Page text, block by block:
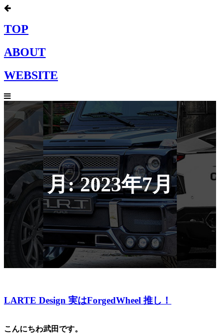
TOP
ABOUT
WEBSITE
月:2023年7月
LARTE Design 実はForgedWheel 推し！
こんにちわ武田です。